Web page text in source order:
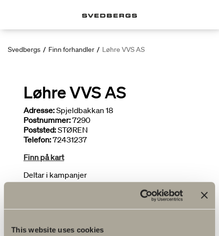
This website uses cookies
Svedbergs / Finn forhandler / Løhre VVS AS
Løhre VVS AS
Adresse:Spjeldbakkan 18
Postnummer:7290
Poststed:STØREN
Telefon:72431237
Finn på kart
Deltar i kampanjer
Installatør
FLERE FORHANDLERE